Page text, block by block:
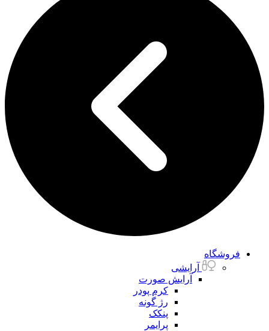
فروشگاه
آرایشی
آرایش صورت
کرم پودر
رژ گونه
پنکک
پرایمر